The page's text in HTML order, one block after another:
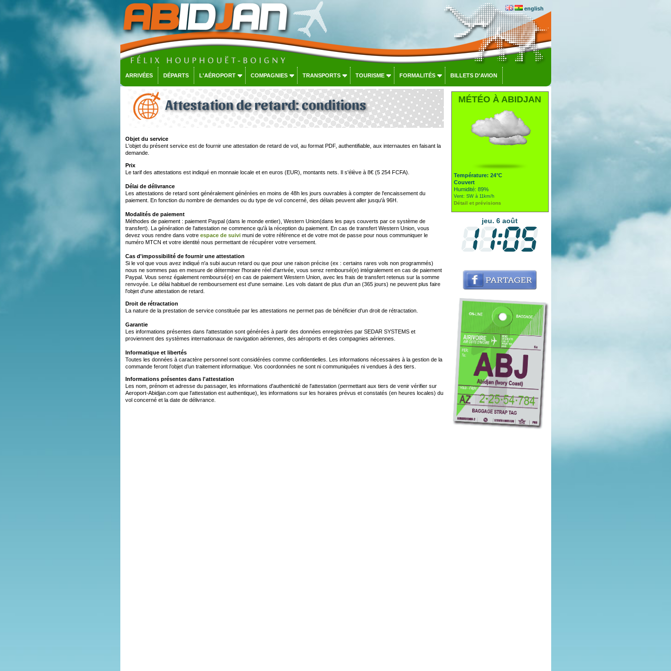
english
ARRIVÉES DÉPARTS L'AÉROPORT COMPAGNIES TRANSPORTS TOURISME FORMALITÉS BILLETS D'AVION
Attestation de retard: conditions
Objet du service
L'objet du présent service est de fournir une attestation de retard de vol, au format PDF, authentifiable, aux internautes en faisant la
demande.
Prix
Le tarif des attestations est indiqué en monnaie locale et en euros (EUR), montants nets. Il s'élève à 8€ (5 254 FCFA).
Délai de délivrance
Les attestations de retard sont généralement générées en moins de 48h les jours ouvrables à compter de l'encaissement du
paiement. En fonction du nombre de demandes ou du type de vol concerné, des délais peuvent aller jusqu'à 96H.
Modalités de paiement
Méthodes de paiement : paiement Paypal (dans le monde entier), Western Union(dans les pays couverts par ce système de
transfert). La génération de l'attestation ne commence qu'à la réception du paiement. En cas de transfert Western Union, vous
devez vous rendre dans votre espace de suivimuni de votre référence et de votre mot de passe pour nous communiquer le
numéro MTCN et votre identité nous permettant de récupérer votre versement.
Cas d'impossibilité de fournir une attestation
Si le vol que vous avez indiqué n'a subi aucun retard ou que pour une raison précise (ex : certains rares vols non programmés)
nous ne sommes pas en mesure de déterminer l'horaire réel d'arrivée, vous serez remboursé(e) intégralement en cas de paiement
Paypal. Vous serez également remboursé(e) en cas de paiement Western Union, avec les frais de transfert retenus sur la somme
renvoyée. Le délai habituel de remboursement est d'une semaine. Les vols datant de plus d'un an (365 jours) ne peuvent plus faire
l'objet d'une attestation de retard.
Droit de rétractation
La nature de la prestation de service constituée par les attestations ne permet pas de bénéficier d'un droit de rétractation.
Garantie
Les informations présentes dans l'attestation sont générées à partir des données enregistrées par SEDAR SYSTEMS et
proviennent des systèmes internationaux de navigation aériennes, des aéroports et des compagnies aériennes.
Informatique et libertés
Toutes les données à caractère personnel sont considérées comme confidentielles. Les informations nécessaires à la gestion de la
commande feront l’objet d’un traitement informatique. Vos coordonnées ne sont ni communiquées ni vendues à des tiers.
Informations présentes dans l'attestation
Les nom, prénom et adresse du passager, les informations d'authenticité de l'attestation (permettant aux tiers de venir vérifier sur
Aeroport-Abidjan.com que l'attestation est authentique), les informations sur les horaires prévus et constatés (en heures locales) du
vol concerné et la date de délivrance.
MÉTÉO À ABIDJAN
Température: 24°C
Couvert
Humidité: 89%
Vent: SW à 11km/h
Détail et prévisions
jeu. 6 août